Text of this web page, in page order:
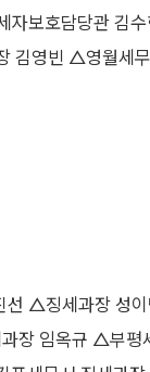
보호담당관 김
김영빈 △영월세
△징세과장 성
장 임옥규 △부